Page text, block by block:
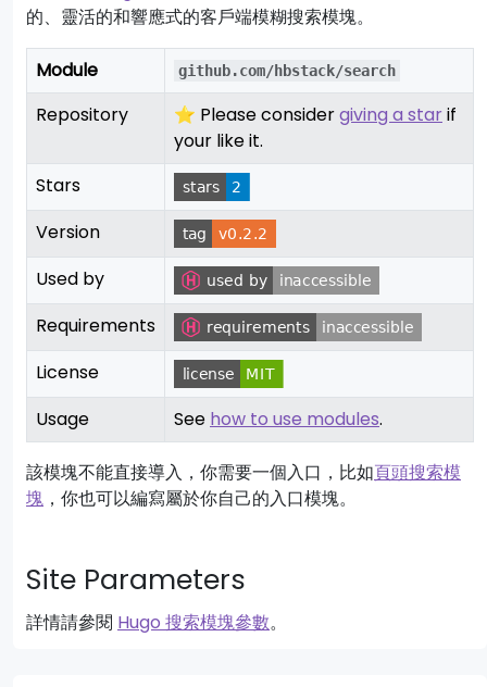
的、靈活的和響應式的客戶端模糊搜索模塊。
Module github.com/hbstack/search
Repository ⭐ Please considergiving a starif
your like it.
Stars
Version
Used by
Requirements
License
Usage
See how to use modules.
該模塊不能直接導入，你需要一個入口，比如頁頭搜索模
塊 ，你也可以編寫屬於你自己的入口模塊。
Site Parameters
詳情請參閱 Hugo 搜索模塊參數。